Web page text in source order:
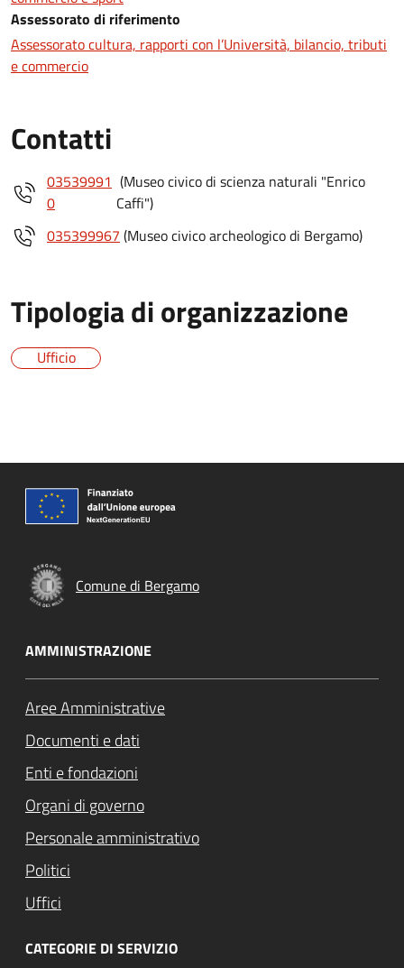
Assessorato di riferimento
Assessorato cultura, rapporti con l’Università, bilancio, tributi
e commercio
Contatti
03539991
0
(Museo civico di scienza naturali "Enrico
Caffi")
035399967 (Museo civico archeologico di Bergamo)
Tipologia di organizzazione
Ufficio
Comune di Bergamo
AMMINISTRAZIONE
Aree Amministrative
Documenti e dati
Enti e fondazioni
Organi di governo
Personale amministrativo
Politici
Uffici
CATEGORIE DI SERVIZIO